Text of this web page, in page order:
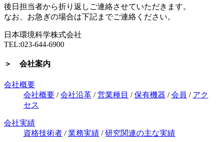
後日担当者から折り返しご連絡させていただきます。
なお、お急ぎの場合は下記までご連絡ください。
日本環境科学株式会社
TEL:023-644-6900
＞ 会社案内
会社概要
会社概要 /会社沿革 /営業種目 /保有機器 /会員 / アク
セス
会社実績
資格技術者 /業務実績 /研究関連の主な実績